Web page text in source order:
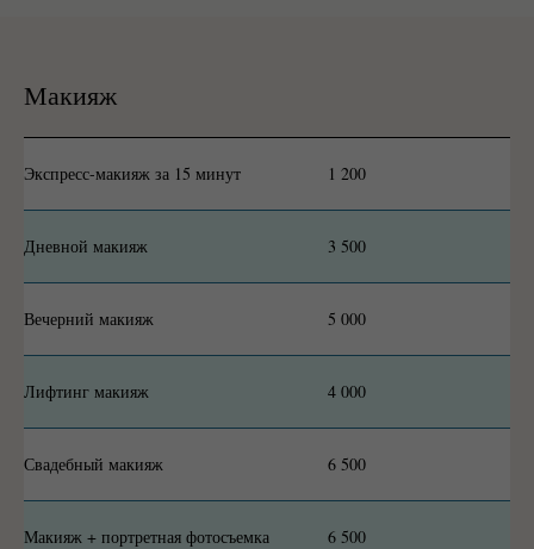
Макияж
Экспресс-макияж за 15 минут 1 200
Дневной макияж 3 500
Вечерний макияж 5 000
Лифтинг макияж 4 000
Свадебный макияж 6 500
Макияж + портретная фотосъемка 6 500